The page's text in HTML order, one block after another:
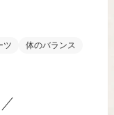
ツ
体のバランス